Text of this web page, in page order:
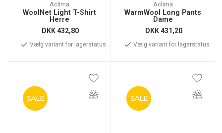
Aclima
WoolNet Light T-Shirt
Herre
DKK432,80
Vælg variant for lagerstatus
Aclima
WarmWool Long Pants
Dame
DKK431,20
Vælg variant for lagerstatus
SALE SALE